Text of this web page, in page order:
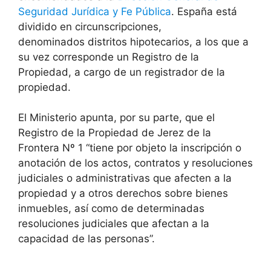
Seguridad Jurídica y Fe Pública. España está
dividido en circunscripciones,
denominados distritos hipotecarios, a los que a
su vez corresponde un Registro de la
Propiedad, a cargo de un registrador de la
propiedad.
El Ministerio apunta, por su parte, que el
Registro de la Propiedad de Jerez de la
Frontera Nº 1 “tiene por objeto la inscripción o
anotación de los actos, contratos y resoluciones
judiciales o administrativas que afecten a la
propiedad y a otros derechos sobre bienes
inmuebles, así como de determinadas
resoluciones judiciales que afectan a la
capacidad de las personas”.